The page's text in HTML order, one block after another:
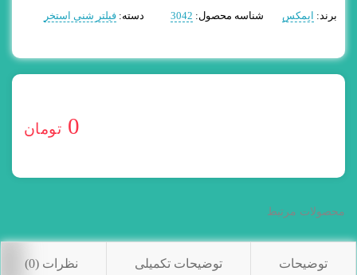
برند: ایمکس شناسه محصول: 3042 دسته: فیلتر شنی استخر
0 تومان
محصولات مرتبط
توضیحات توضیحات تکمیلی نظرات (0)